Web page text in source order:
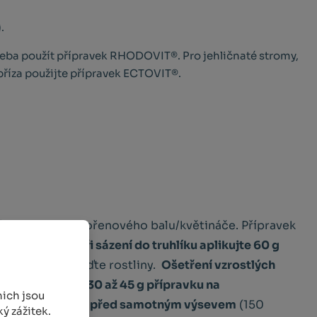
jsou
zážitek.
použít přípravek RHODOVIT®. Pro jehličnaté stromy,
použijte přípravek ECTOVIT®.
objemu kořenového balu/květináče. Přípravek
Při sázení do truhlíku aplikujte 60 g
a poté vysaďte rostliny. Ošetření vzrostlých
se aplikuje 30 až 45 g přípravku na
pod semena před samotným výsevem (150